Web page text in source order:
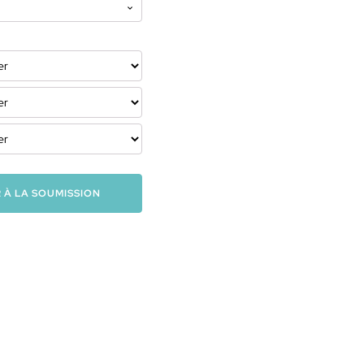
LA SOUMISSION